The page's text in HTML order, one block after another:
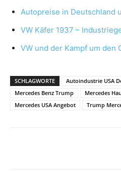
Autopreise in Deutschland
VW Käfer 1937 –
VW und der Kampf um den
SCHLAGWORTE
Autoindustrie USA
Mercedes Benz Trump
Mercedes
Mercedes USA Angebot
Trump